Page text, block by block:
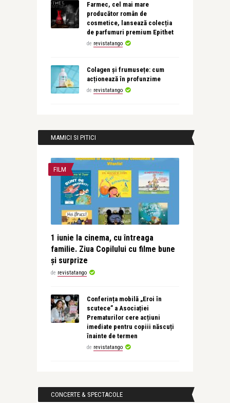
Farmec, cel mai mare
producător român de
cosmetice, lansează colecția
de parfumuri premium Epithet
de revistatango
Colagen și frumusețe: cum
acționează în profunzime
de revistatango
MAMICI SI PITICI
FILM
1 iunie la cinema, cu întreaga
familie. Ziua Copilului cu filme bune
și surprize
de revistatango
Conferința mobilă „Eroi în
scutece” a Asociației
Prematurilor cere acțiuni
imediate pentru copiii născuți
înainte de termen
de revistatango
CONCERTE & SPECTACOLE